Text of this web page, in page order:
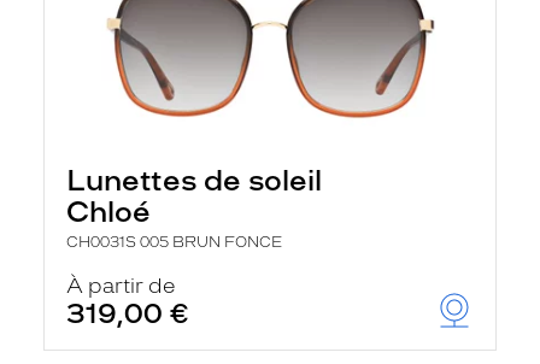
Lunettes de soleil
Chloé
CH0031S 005 BRUN FONCE
À partir de
319,00 €